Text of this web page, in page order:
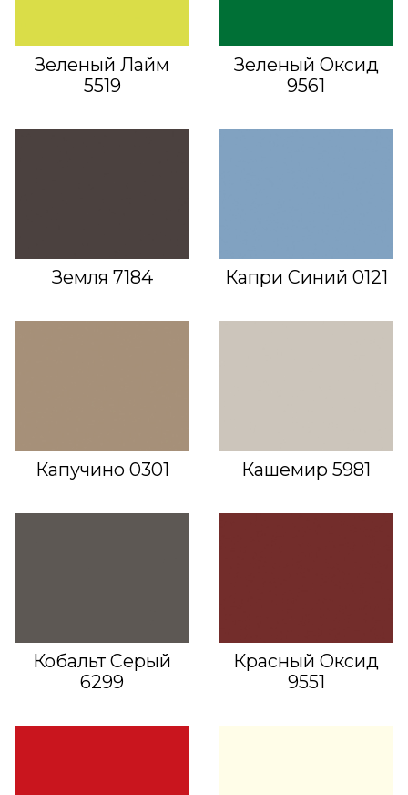
Зеленый Лайм
5519
Зеленый Оксид
9561
Земля 7184 Капри Синий 0121
Капучино 0301 Кашемир 5981
Кобальт Серый
6299
Красный Оксид
9551